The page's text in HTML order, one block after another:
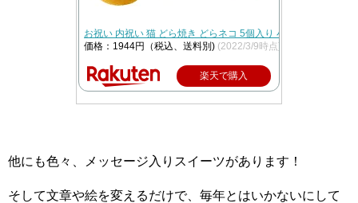
お祝い 内祝い 猫 どら焼き どらネコ 5個入り 小豆餡 個包装 |
価格：1944円（税込、送料別) (2022/3/9時点)
楽天で購入
他にも色々、メッセージ入りスイーツがあります！
そして文章や絵を変えるだけで、毎年とはいかないにして